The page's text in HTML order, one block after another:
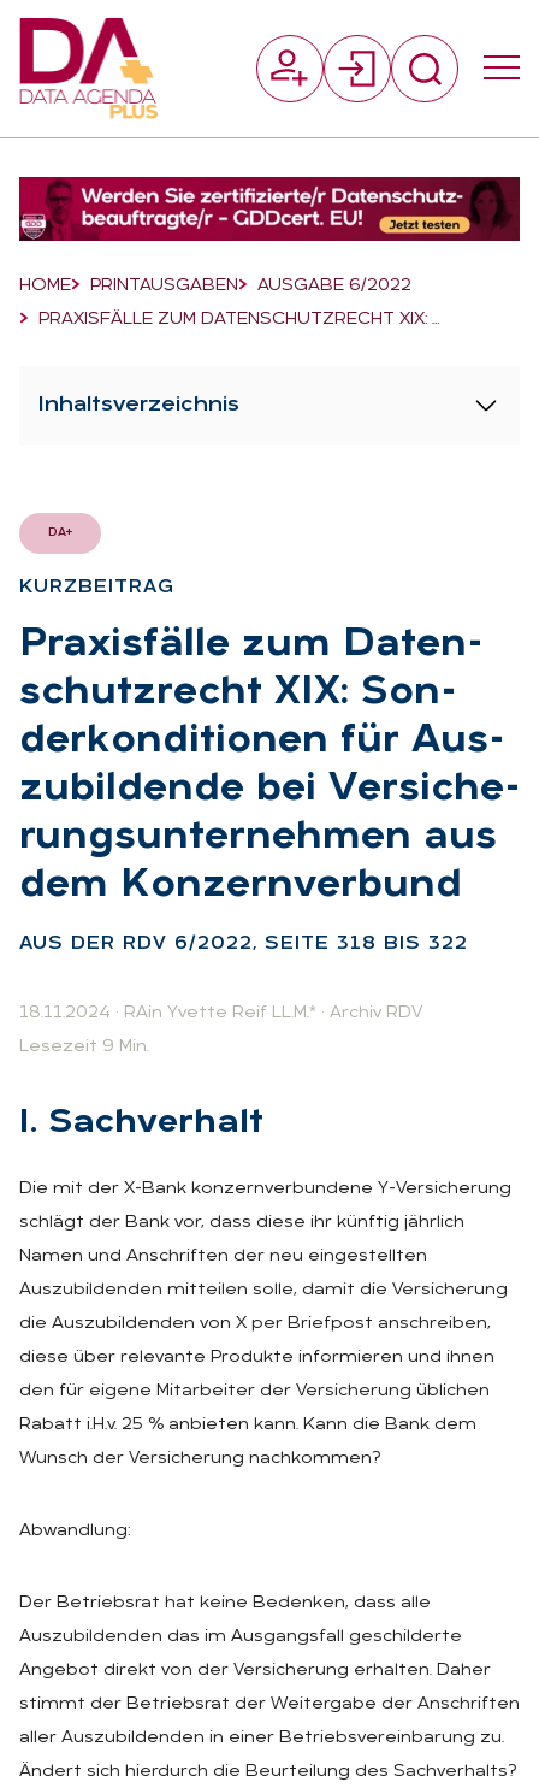
Breadcrumb-Navigation
HOME PRINTAUSGABEN
AUSGABE 6/2022
PRAXISFÄLLE ZUM DATENSCHUTZRECHT XIX: …
Inhaltsverzeichnis
DA+
KURZ­BEI­TRAG
:Pra­xis­fäl­le zum Da­ten­
schutz­recht XIX: Son­
der­kon­di­tio­nen für Aus­
zu­bil­den­de bei Ver­si­che­
rungs­un­ter­neh­men aus
dem Kon­zern­ver­bund
AUS DER RDV 6/2022, SEI­TE 318 BIS 322
18.11.2024 · RAin Yvette Reif LL.M.* · Archiv RDV
Lesezeit 9 Min.
I. Sach­ver­halt
Die mit der X-Bank konzernverbundene Y-Versicherung
schlägt der Bank vor, dass diese ihr künftig jährlich
Namen und Anschriften der neu eingestellten
Auszubildenden mitteilen solle, damit die Versicherung
die Auszubildenden von X per Briefpost anschreiben,
diese über relevante Produkte informieren und ihnen
den für eigene Mitarbeiter der Versicherung üblichen
Rabatt i.H.v. 25 % anbieten kann. Kann die Bank dem
Wunsch der Versicherung nachkommen?
Abwandlung:
Der Betriebsrat hat keine Bedenken, dass alle
Auszubildenden das im Ausgangsfall geschilderte
Angebot direkt von der Versicherung erhalten. Daher
stimmt der Betriebsrat der Weitergabe der Anschriften
aller Auszubildenden in einer Betriebsvereinbarung zu.
Ändert sich hierdurch die Beurteilung des Sachverhalts?